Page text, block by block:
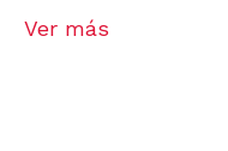
Ver más